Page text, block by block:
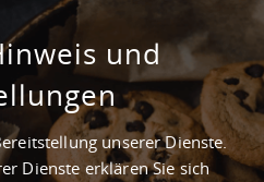
Krananlage als
, Deutschland
und
unserer Dienste.
Dienste erklären Sie sich